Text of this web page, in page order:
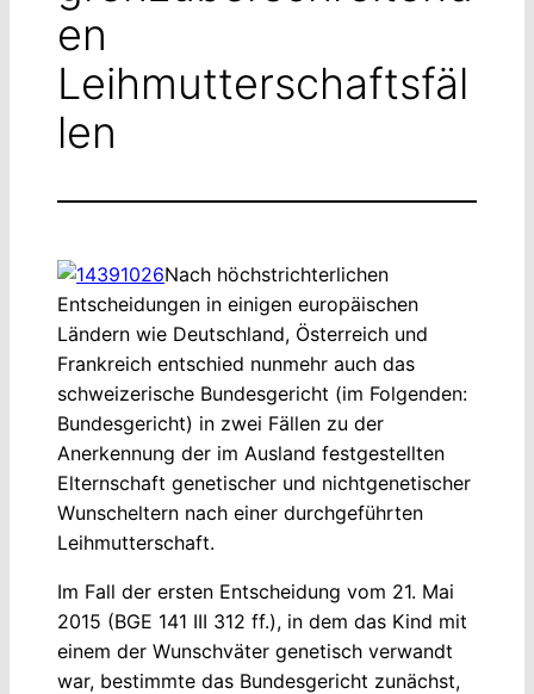
en
Leihmutterschaftsfäl
len
Nach höchstrichterlichen
Entscheidungen in einigen europäischen
Ländern wie Deutschland, Österreich und
Frankreich entschied nunmehr auch das
schweizerische Bundesgericht (im Folgenden:
Bundesgericht) in zwei Fällen zu der
Anerkennung der im Ausland festgestellten
Elternschaft genetischer und nichtgenetischer
Wunscheltern nach einer durchgeführten
Leihmutterschaft.
Im Fall der ersten Entscheidung vom 21. Mai
2015 (BGE 141 III 312 ff.), in dem das Kind mit
einem der Wunschväter genetisch verwandt
war, bestimmte das Bundesgericht zunächst,